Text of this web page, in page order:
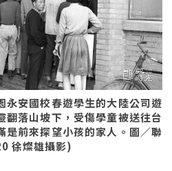
永安國校春遊學生的大陸公司遊
翻落山坡下，受傷學童被送往台
是前來探望小孩的家人。圖／聯
徐燦雄攝影)